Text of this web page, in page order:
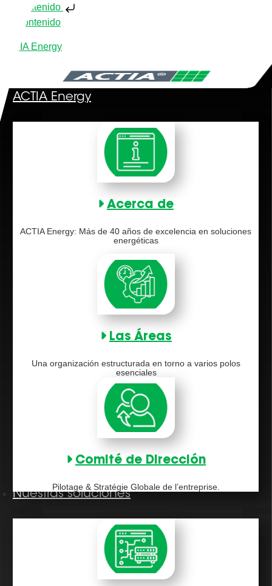
Ir al contenido
Ir al contenido
ACTIA Energy
ACTIA Energy
Acerca de
ACTIA Energy: Más de 40 años de excelencia en soluciones
energéticas
Las Áreas
Una organización estructurada en torno a varios polos
esenciales
Comité de Dirección
Pilotage & Stratégie Globale de l’entreprise.
Nuestras soluciones